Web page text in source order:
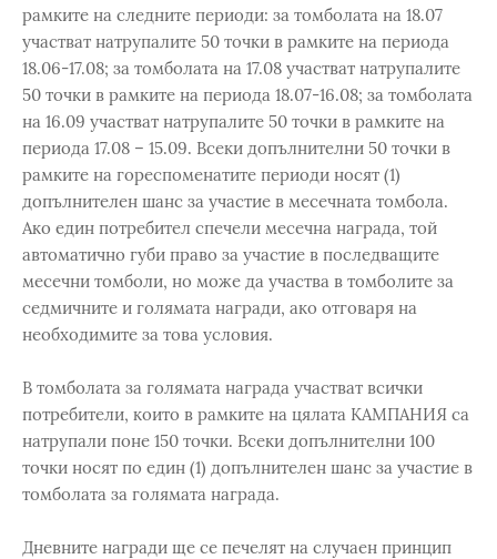
рамките на следните периоди: за томболата на 18.07
участват натрупалите 50 точки в рамките на периода
18.06-17.08; за томболата на 17.08 участват натрупалите
50 точки в рамките на периода 18.07-16.08; за томболата
на 16.09 участват натрупалите 50 точки в рамките на
периода 17.08 – 15.09. Всеки допълнителни 50 точки в
рамките на гореспоменатите периоди носят (1)
допълнителен шанс за участие в месечната томбола.
Ако един потребител спечели месечна награда, той
автоматично губи право за участие в последващите
месечни томболи, но може да участва в томболите за
седмичните и голямата награди, ако отговаря на
необходимите за това условия.
В томболата за голямата награда участват всички
потребители, които в рамките на цялата КАМПАНИЯ са
натрупали поне 150 точки. Всеки допълнителни 100
точки носят по един (1) допълнителен шанс за участие в
томболата за голямата награда.
Дневните награди ще се печелят на случаен принцип